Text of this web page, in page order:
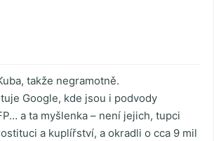
takže negramotně.
Google, kde jsou i podvody
a ta myšlenka – není jejich, tupci
a kuplířství, a okradli o cca 9 mil